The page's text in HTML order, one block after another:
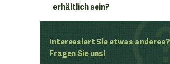
erhältlich sein?
Interessiert Sie etwas anderes?
Fragen Sie uns!